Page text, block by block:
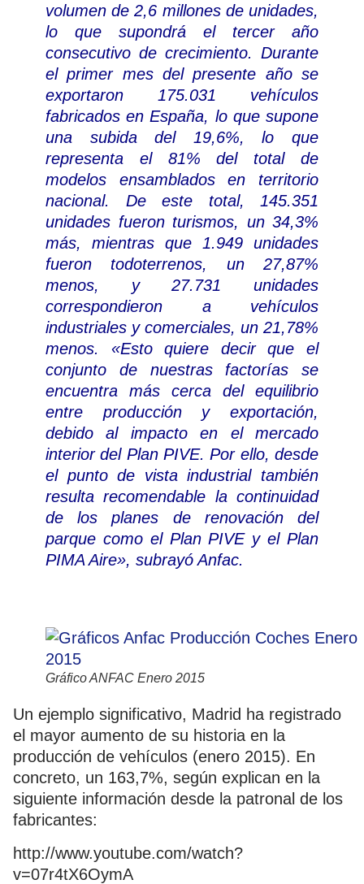
volumen de 2,6 millones de unidades,
lo que supondrá el tercer año
consecutivo de crecimiento. Durante
el primer mes del presente año se
exportaron 175.031 vehículos
fabricados en España, lo que supone
una subida del 19,6%, lo que
representa el 81% del total de
modelos ensamblados en territorio
nacional.
De este total, 145.351
unidades fueron turismos, un 34,3%
más, mientras que 1.949 unidades
fueron todoterrenos, un 27,87%
menos, y 27.731 unidades
correspondieron a vehículos
industriales y comerciales, un 21,78%
menos.
«Esto quiere decir que el
conjunto de nuestras factorías se
encuentra más cerca del equilibrio
entre producción y exportación,
debido al impacto en el mercado
interior del Plan PIVE. Por ello, desde
el punto de vista industrial también
resulta recomendable la continuidad
de los planes de renovación del
parque como el Plan PIVE y el Plan
PIMA Aire», subrayó Anfac.
Gráfico ANFAC Enero 2015
Un ejemplo significativo, Madrid ha registrado
el mayor aumento de su historia en la
producción de vehículos (enero 2015). En
concreto, un 163,7%, según explican en la
siguiente información desde la patronal de los
fabricantes:
http://www.youtube.com/watch?
v=07r4tX6OymA